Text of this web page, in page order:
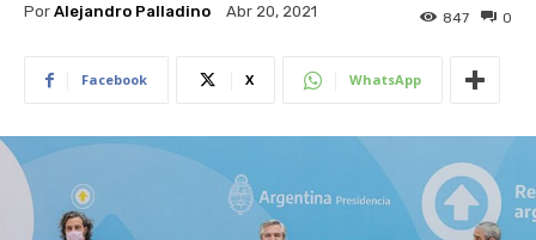
Por Alejandro Palladino Abr 20, 2021 0
847
Facebook X WhatsApp